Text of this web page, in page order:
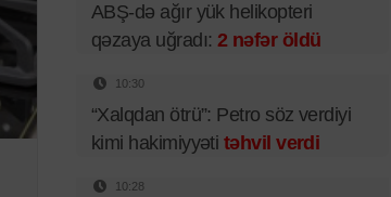
ABŞ-də ağır yük helikopteri
qəzaya uğradı: 2 nəfər öldü
10:30
“Xalqdan ötrü”: Petro söz verdiyi
kimi hakimiyyəti təhvil verdi
10:28